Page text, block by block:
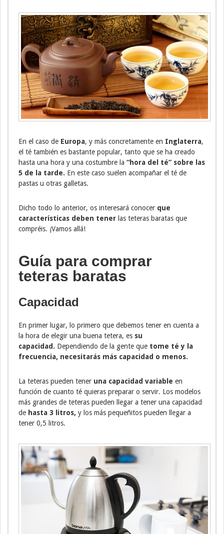
En el caso de Europa, y más concretamente en Inglaterra,
el té también es bastante popular, tanto que se ha creado
hasta una hora y una costumbre la “hora del té” sobre las
5 de la tarde. En este caso suelen acompañar el té de
pastas u otras galletas.
Dicho todo lo anterior, os interesará conocer que
características deben tener las teteras baratas que
compréis. ¡Vamos allá!
Guía para comprar
teteras baratas
Capacidad
En primer lugar, lo primero que debemos tener en cuenta a
la hora de elegir una buena tetera, es su
capacidad. Dependiendo de la gente que tome té y la
frecuencia, necesitarás más capacidad o menos.
La teteras pueden tener una capacidad variable en
función de cuanto té quieras preparar o servir. Los modelos
más grandes de teteras pueden llegar a tener una capacidad
de hasta 3 litros, y los más pequeñitos pueden llegar a
tener 0,5 litros.